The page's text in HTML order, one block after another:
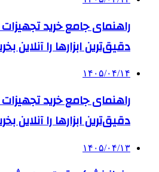
راهنمای جامع خرید
دقیق‌ترین ابزارها را آنلاین
۱۴۰۵/۰۴/۱۴
راهنمای جامع خرید
دقیق‌ترین ابزارها را آنلاین
۱۴۰۵/۰۴/۱۳